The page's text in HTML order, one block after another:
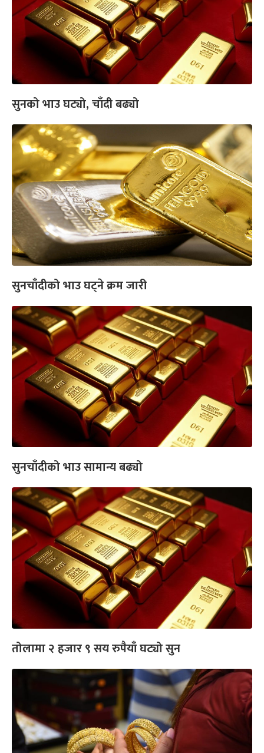
सुनको भाउ घट्यो, चाँदी बढ्यो
सुनचाँदीको भाउ घट्ने क्रम जारी
सुनचाँदीको भाउ सामान्य बढ्यो
तोलामा २ हजार ९ सय रुपैयाँ घट्यो सुन